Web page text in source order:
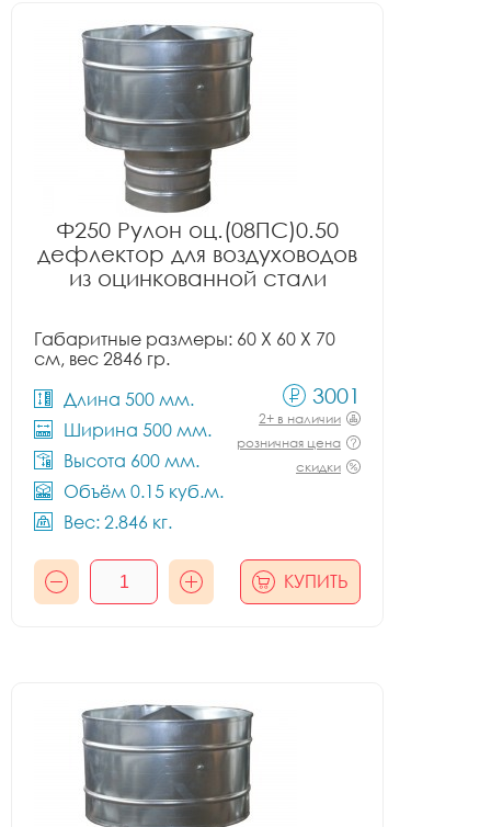
Ф250 Рулон оц.(08ПС)0.50
дефлектор для воздуховодов
из оцинкованной стали
Габаритные размеры: 60 X 60 X 70
см, вес 2846 гр.
Длина 500 мм.
Ширина 500 мм.
Высота 600 мм.
Объём 0.15 куб.м.
Вес: 2.846 кг.
3001
2+ в наличии
розничная цена
скидки
КУПИТЬ